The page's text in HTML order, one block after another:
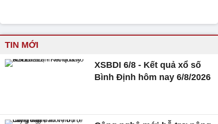
TIN MỚI
XSBDI 6/8 - Kết quả xổ số
Bình Định hôm nay 6/8/2026